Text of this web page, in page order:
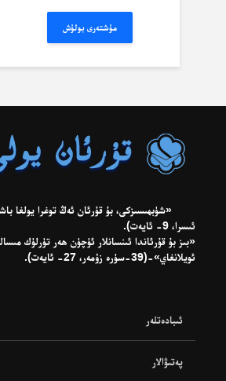
مۇشتەرى بولۇش
ئىسرا، 9- ئايەت).
«بىز بۇ قۇرئاندا ئىنسانلار ئۈچۈن ھەر تۈرلۈك
ئويلانغاي»-(39-سۈرە زۇمەر، 27- ئايەت).
ئىبادەتلەر
پەتىۋالار